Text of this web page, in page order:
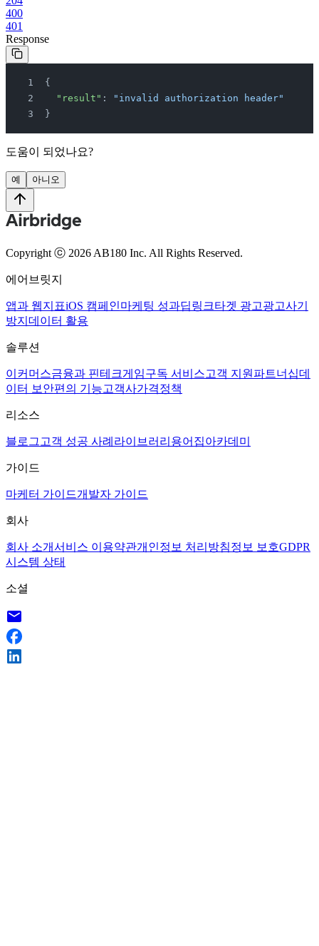
400
401
Response
{
  "result"
:
"invalid authorization header"
}
도움이 되었나요?
예 아니오
Copyright ⓒ 2026 AB180 Inc. All Rights Reserved.
에어브릿지
앱과 웹지표iOS 캠페인마케팅 성과딥링크타겟 광고광고사기
방지 데이터 활용
솔루션
이커머스금융과 핀테크게임구독 서비스고객 지원 파트너십데
이터 보안편의 기능고객사가격정책
리소스
블로그 고객 성공 사례 라이브러리 용어집아카데미
가이드
마케터 가이드개발자 가이드
회사
회사 소개서비스 이용약관개인정보 처리방침정보 보호GDPR
시스템 상태
소셜
email